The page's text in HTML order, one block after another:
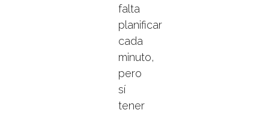
falta
planificar
cada
minuto,
pero
sí
tener